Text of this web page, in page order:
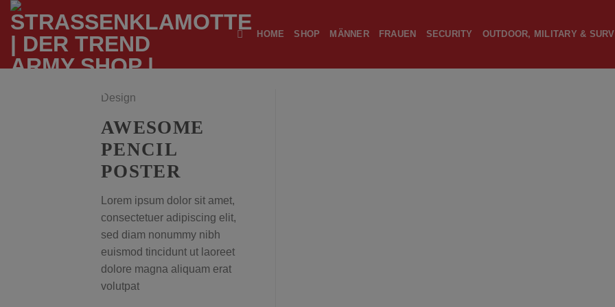
Zum
Inhalt
springen
HOME SHOP MÄNNER FRAUEN SECURITY OUTDOOR, MILITARY &
Design
AWESOME
PENCIL
POSTER
Lorem ipsum dolor sit amet,
consectetuer adipiscing elit,
sed diam nonummy nibh
euismod tincidunt ut laoreet
dolore magna aliquam erat
volutpat